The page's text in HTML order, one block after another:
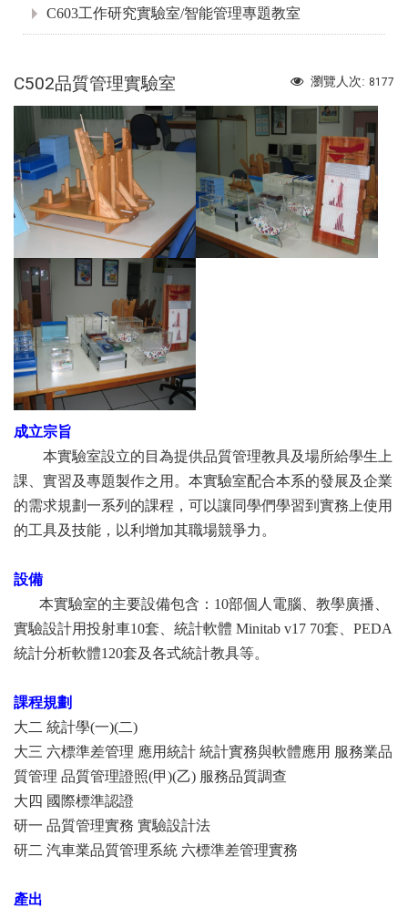
C603工作研究實驗室/智能管理專題教室
瀏覽人次: 8177
C502品質管理實驗室
成立宗旨
本實驗室設立的目為提供品質管理教具及場所給學生上
課、實習及專題製作之用。本實驗室配合本系的發展及企業
的需求規劃一系列的課程，可以讓同學們學習到實務上使用
的工具及技能，以利增加其職場競爭力。
設備
本實驗室的主要設備包含：10部個人電腦、教學廣播、
實驗設計用投射車10套、統計軟體 Minitab v17 70套、PEDA
統計分析軟體120套及各式統計教具等。
課程規劃
大二 統計學(一)(二)
大三 六標準差管理 應用統計 統計實務與軟體應用 服務業品
質管理 品質管理證照(甲)(乙) 服務品質調查
大四 國際標準認證
研一 品質管理實務 實驗設計法
研二 汽車業品質管理系統 六標準差管理實務
產出